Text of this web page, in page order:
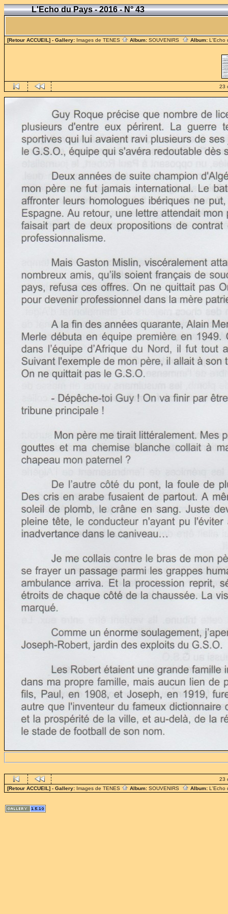
L'Echo du Pays - 2016 - N° 43
[Retour ACCUEIL] - Gallery: Images de TENES Album: SOUVENIRS Album: L'Echo
23
23
[Retour ACCUEIL] - Gallery: Images de TENES Album: SOUVENIRS Album: L'Echo